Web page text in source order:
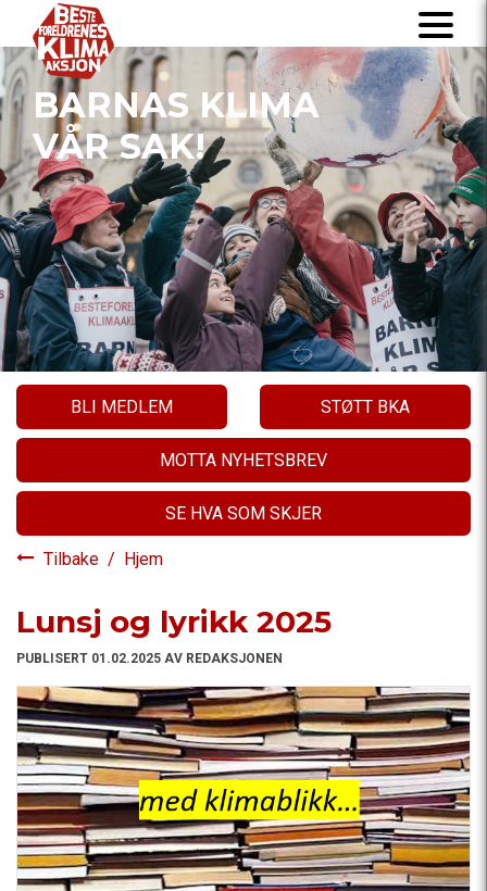
BARNAS KLIMA
VÅR SAK!
BLI MEDLEM STØTT BKA
MOTTA NYHETSBREV
SE HVA SOM SKJER
Tilbake / Hjem
Lunsj og lyrikk 2025
PUBLISERT 01.02.2025 AV REDAKSJONEN